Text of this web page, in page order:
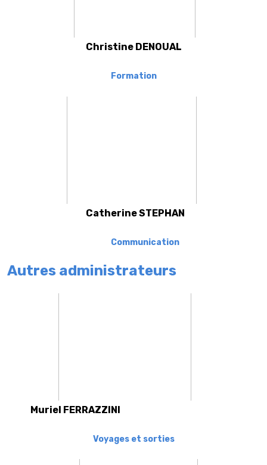
Christine DENOUAL
Formation
Catherine STEPHAN
Communication
Autres administrateurs
Muriel FERRAZZINI
Voyages et sorties